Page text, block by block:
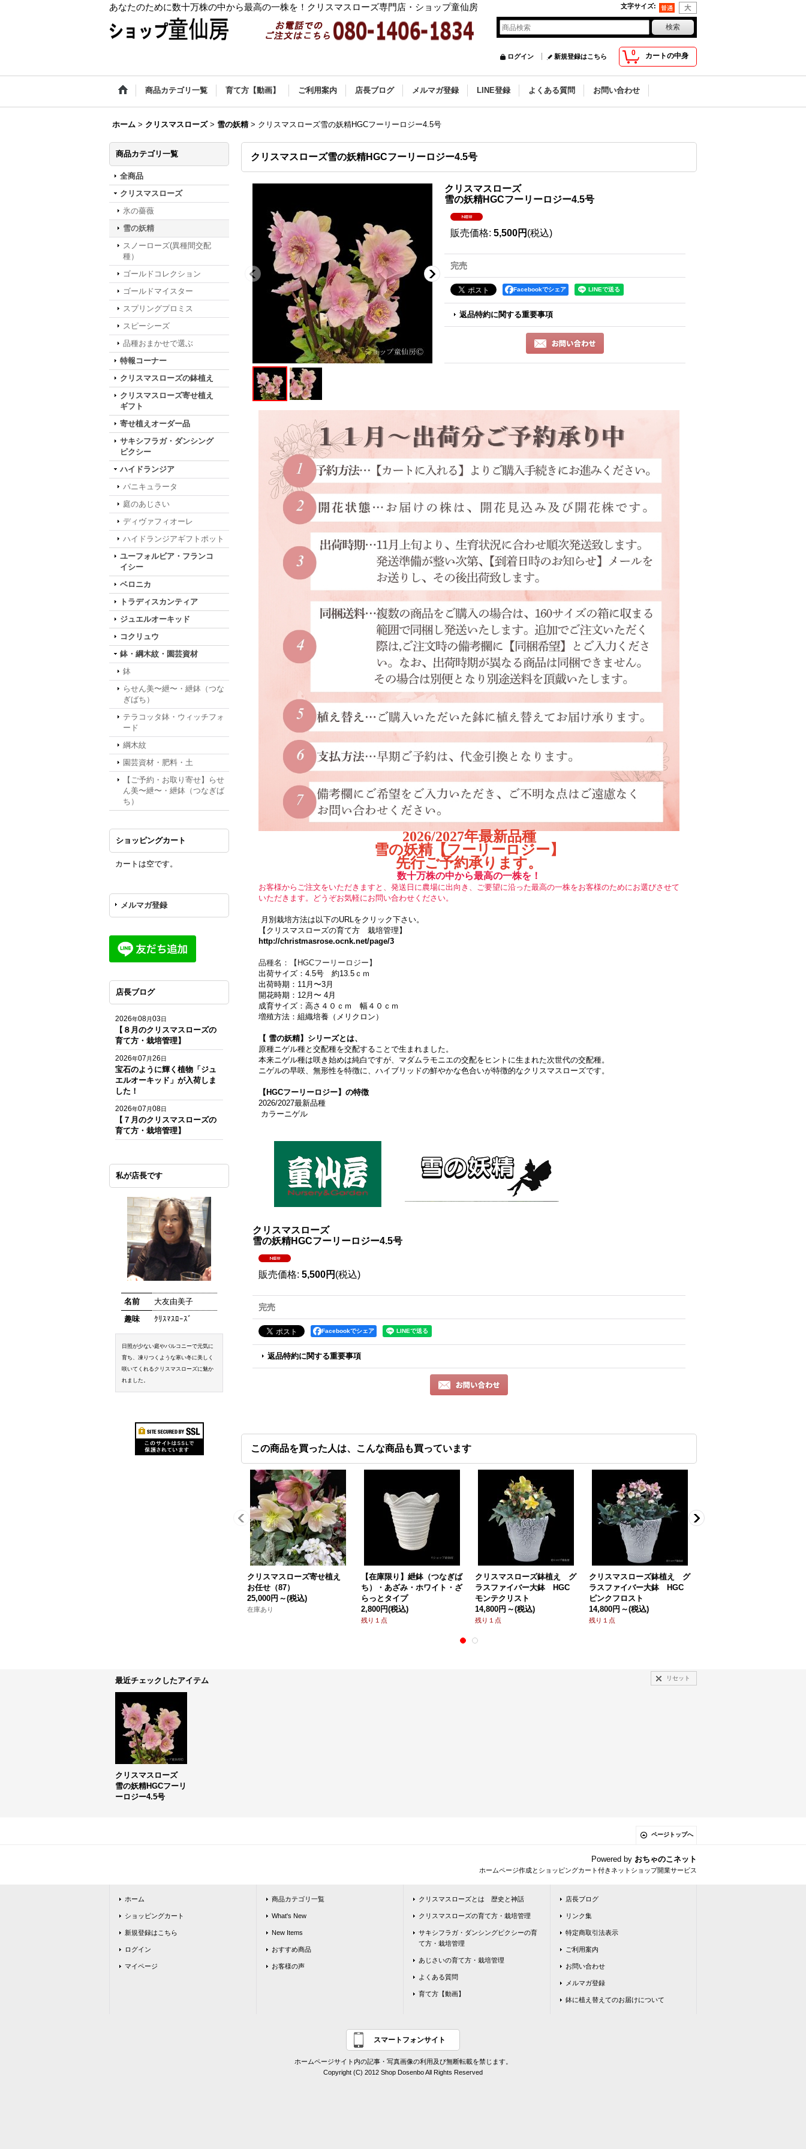
あなたのために数十万株の中から最高の一株を！クリスマスローズ専門店・ショップ童仙房 文字サイズ:
0 カートの中身
ログイン 新規登録はこちら
商品カテゴリ一覧 育て方【動画】 ご利用案内 店長ブログ メルマガ登録 LINE登録 よくある質問 お問い合わせ
ホーム > クリスマスローズ > 雪の妖精 > クリスマスローズ雪の妖精HGCフーリーロジー4.5号
商品カテゴリ一覧
全商品
クリスマスローズ
氷の薔薇
雪の妖精
スノーローズ(異種間交配
種）
ゴールドコレクション
ゴールドマイスター
スプリングプロミス
スピーシーズ
品種おまかせで選ぶ
特報コーナー
クリスマスローズの鉢植え
クリスマスローズ寄せ植え
ギフト
寄せ植えオーダー品
サキシフラガ・ダンシング
ピクシー
ハイドランジア
パニキュラータ
庭のあじさい
ディヴァフィオーレ
ハイドランジアギフトポット
ユーフォルビア・フランコ
イシー
ベロニカ
トラディスカンティア
ジュエルオーキッド
コクリュウ
鉢・綱木紋・園芸資材
鉢
らせん美〜紲〜・紲鉢（つな
ぎばち）
テラコッタ鉢・ウィッチフォ
ード
綱木紋
園芸資材・肥料・土
【ご予約・お取り寄せ】らせ
ん美〜紲〜・紲鉢（つなぎば
ち）
ショッピングカート
カートは空です。
メルマガ登録
店長ブログ
2026年08月03日
【８月のクリスマスローズの
育て方・栽培管理】
2026年07 月26日
宝石のように輝く植物「ジュ
エルオーキッド」が入荷しま
した！
2026年07 月08日
【７月のクリスマスローズの
育て方・栽培管理】
私が店長です
名前
大友由美子
趣味
ｸﾘｽﾏｽﾛｰｽﾞ
日照が少ない庭やバルコニーで元気に
育ち、凍りつくような寒い冬に美しく
咲いてくれるクリスマスローズに魅か
れました。
クリスマスローズ雪の妖精HGCフーリーロジー4.5号
クリスマスローズ
雪の妖精HGCフーリーロジー4.5号
販売価格: 5,500円 (税込)
完売
Facebookでシェア
返品特約に関する重要事項
2026/2027年最新品種
雪の妖精【フーリーロジー】
先行ご予約承ります。
数十万株の中から最高の一株を！
お客様からご注文をいただきますと、発送日に農場に出向き、ご要望に沿った最高の一株をお客様のためにお選びさせて
いただきます。どうぞお気軽にお問い合わせください。
月別栽培方法は以下のURLをクリック下さい。
【 クリスマスローズの育て方 栽培管理】
http://christmasrose.ocnk.net/page/3
品種名：【HGCフーリーロジー】
出荷サイズ：4.5号 約13.5ｃｍ
出荷時期： 11月〜3月
開花時期：12月〜 4月
成育サイズ：高さ４０ｃｍ 幅４０ｃｍ
増殖方法：組織培養（メリクロン）
【 雪の妖精】シリーズとは、
原種ニゲル種と交配種を交配することで生まれました。
本来ニゲル種は咲き始めは純白ですが、マダムラモニエの交配をヒントに生まれた次世代の交配種。
ニゲルの早咲、無形性を特徴に、ハイブリッドの鮮やかな色合いが特徴的なクリスマスローズです。
【HGCフーリーロジー】の特徴
2026/2027最新品種
カラーニゲル
クリスマスローズ
雪の妖精HGCフーリーロジー4.5号
販売価格: 5,500円 (税込)
完売
Facebookでシェア
返品特約に関する重要事項
この商品を買った人は、こんな商品も買っています
クリスマスローズ寄せ植え
お任せ（87）
25,000円 ～(税込)
在庫あり
【在庫限り】紲鉢（つなぎば
ち）・あざみ・ホワイト・ざ
らっとタイプ
2,800円(税込)
残り１点
クリスマスローズ鉢植え グ
ラスファイバー大鉢 HGC
モンテクリスト
14,800円 ～(税込)
残り１点
クリスマスローズ鉢植え グ
ラスファイバー大鉢 HGC
ピンクフロスト
14,800円 ～(税込)
残り１点
最近チェックしたアイテム リセット
クリスマスローズ
雪の妖精HGCフーリ
ーロジー4.5号
ページトップへ
Powered by おちゃのこネット
ホームページ作成とショッピングカート付きネットショップ開業サービス
ホーム
ショッピングカート
新規登録はこちら
ログイン
マイページ
商品カテゴリ一覧
What's New
New Items
おすすめ商品
お客様の声
クリスマスローズとは 歴史と神話
クリスマスローズの育て方・栽培管理
サキシフラガ・ダンシングピクシーの育
て方・栽培管理
あじさいの育て方・栽培管理
よくある質問
育て方【動画】
店長ブログ
リンク集
特定商取引法表示
ご利用案内
お問い合わせ
メルマガ登録
鉢に植え替えてのお届けについて
スマートフォンサイト
ホームページサイト内の記事・写真画像の利用及び無断転載を禁じます。
Copyright (C) 2012 Shop Dosenbo All Rights Reserved